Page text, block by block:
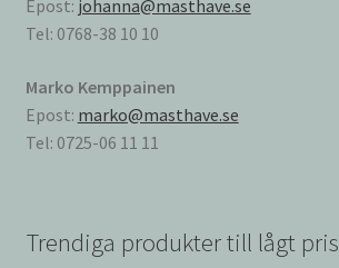
Epost: johanna@masthave.se
Tel: 0768-38 10 10
Marko Kemppainen
Epost: marko@masthave.se
Tel: 0725-06 11 11
Trendiga produkter till lågt pris